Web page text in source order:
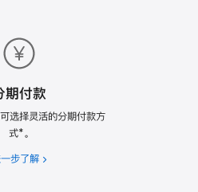
期付款
选择灵活的分期付款方
式*。
步了解 分